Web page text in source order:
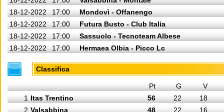
18-12-2022
17:00
Mondovì - Offanengo
18-12-2022
17:00
Futura Busto - Club Italia
18-12-2022
17:00
Sassuolo - Tecnoteam Albese
18-12-2022
17:00 Hermaea Olbia - Picco Lc
Classifica
Pt G
V
1 Itas Trentino 56 22
18
2 Valsabbina 48 22
16